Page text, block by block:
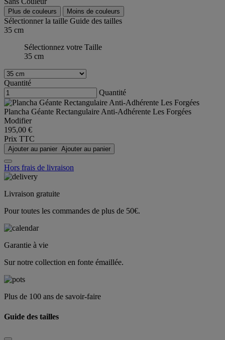
Plus de couleurs Moins de couleurs
Sélectionner la taille Guide des tailles
35 cm
Sélectionnez votre Taille
35 cm
Quantité
Quantité
Plancha Géante Rectangulaire Anti-Adhérente Les Forgées
Modifier
195,00 €
Prix TTC
Ajouter au panier Ajouter au panier
Hors frais de livraison
Livraison gratuite
Pour toutes les commandes de plus de 50€.
Garantie à vie
Sur notre collection en fonte émaillée.
Plus de 100 ans de savoir-faire
Guide des tailles